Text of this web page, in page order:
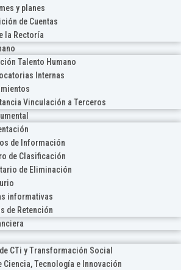
y planes
de Cuentas
la Rectoría
Talento Humano
Internas
Vinculación a Terceros
de Información
de Clasificación
de Eliminación
informativas
de Retención
CTi y Transformación Social
Ciencia, Tecnología e Innovación